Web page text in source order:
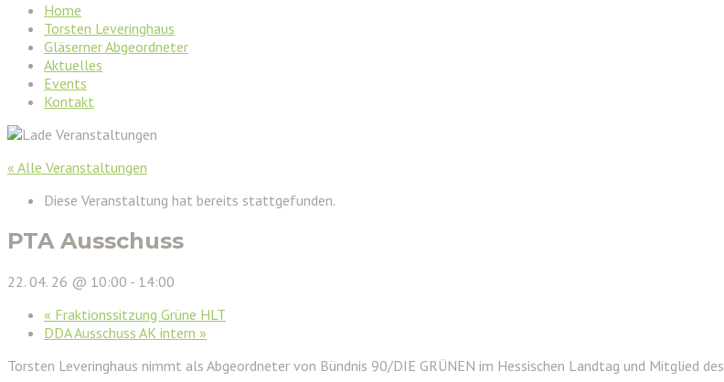
Home
Torsten Leveringhaus
Gläserner Abgeordneter
Aktuelles
Events
Kontakt
« Alle Veranstaltungen
Diese Veranstaltung hat bereits stattgefunden.
PTA Ausschuss
22. 04. 26 @ 10:00 - 14:00
« Fraktionssitzung Grüne HLT
DDA Ausschuss AK intern »
Torsten Leveringhaus nimmt als Abgeordneter von Bündnis 90/DIE GRÜNEN im Hessischen Landtag und Mitglied des